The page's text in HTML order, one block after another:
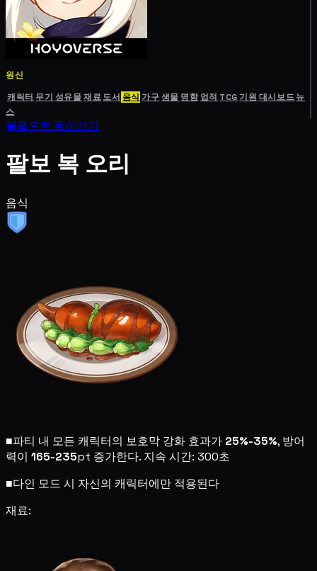
원신
캐릭터 무기 성유물재료도서 음식 가구생물 명함 업적 TCG기원 대시보드뉴
스
목록으로 돌아가기
팔보 복 오리
음식
■파티 내 모든 캐릭터의 보호막 강화 효과가 25%-35%, 방어
력이 165-235pt 증가한다. 지속 시간: 300초
■다인 모드 시 자신의 캐릭터에만 적용된다
재료: